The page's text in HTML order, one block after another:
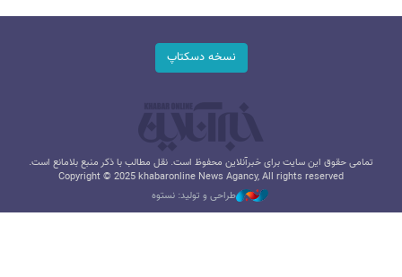
نسخه دسکتاپ
تمامی حقوق این سایت برای خبرآنلاین محفوظ است. نقل مطالب با ذکر منبع بلامانع است.
Copyright © 2025 khabaronline News Agancy, All rights reserved
طراحی و تولید: نستوه